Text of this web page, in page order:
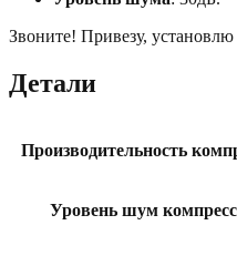
Звоните! Привезу, установлю
Детали
Производительность
Уровень шум